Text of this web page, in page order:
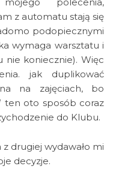
z automatu stają się
podopiecznymi
wymaga warsztatu i
koniecznie). Więc
jak duplikować
na zajęciach, bo
ten oto sposób coraz
do Klubu.
drugiej wydawało mi
decyzje.